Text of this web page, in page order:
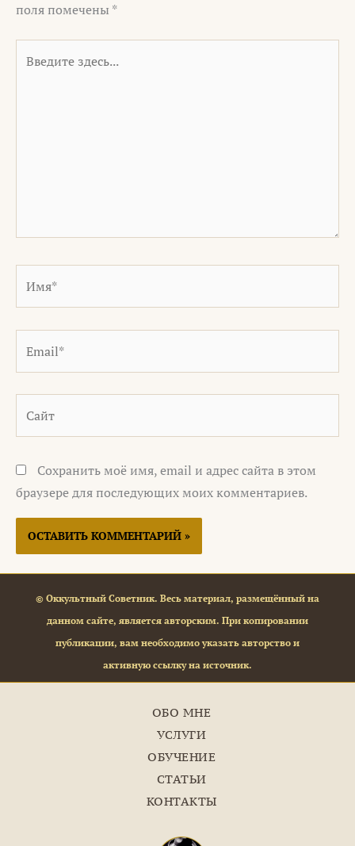
поля помечены *
здесь...
Сохранить моё имя, email и адрес сайта в этом
браузере для последующих моих комментариев.
© Оккультный Советник. Весь материал, размещённый на
данном сайте, является авторским. При копировании
публикации, вам необходимо указать авторство и
активную ссылку на источник.
ОБО МНЕ
УСЛУГИ
ОБУЧЕНИЕ
СТАТЬИ
КОНТАКТЫ